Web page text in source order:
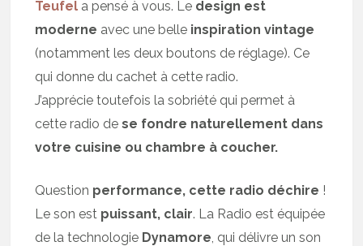
Teufel a pensé à vous. Le design est
moderne avec une belle inspiration vintage
(notamment les deux boutons de réglage). Ce
qui donne du cachet à cette radio.
J’apprécie toutefois la sobriété qui permet à
cette radio dese fondre naturellement dans
votre cuisine ou chambre à coucher.
Question performance, cette radio déchire !
Le son est puissant, clair. La Radio est équipée
de la technologie Dynamore , qui délivre un son